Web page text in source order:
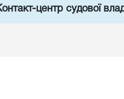
центр судової